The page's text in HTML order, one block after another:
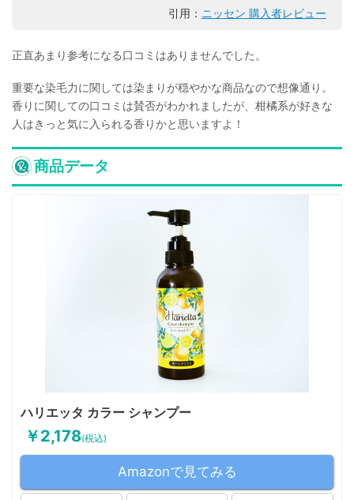
引用： ニッセン 購入者レビュー
正直あまり参考になる口コミはありませんでした。
重要な染毛力に関しては染まりが穏やかな商品なので想像通り。
香りに関しての口コミは賛否がわかれましたが、柑橘系が好きな
人はきっと気に入られる香りかと思いますよ！
商品データ
ハリエッタ カラー シャンプー
￥2,178(税込)
Amazonで見てみる